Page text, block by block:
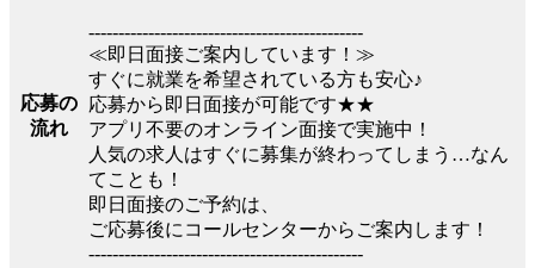
応募の
流れ
----------------------------------------------
≪即日面接ご案内しています！≫
すぐに就業を希望されている方も安心♪
応募から即日面接が可能です★★
アプリ不要のオンライン面接で実施中！
人気の求人はすぐに募集が終わってしまう…なん
てことも！
即日面接のご予約は、
ご応募後にコールセンターからご案内します！
----------------------------------------------